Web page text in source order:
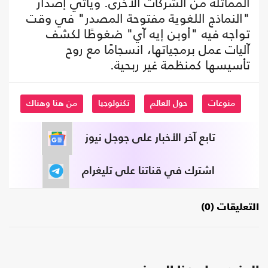
"النماذج اللغوية مفتوحة المصدر" في وقت
تواجه فيه "أوبن إيه آي" ضغوطًا لكشف
آليات عمل برمجياتها، انسجامًا مع روح
تأسيسها كمنظمة غير ربحية.
منوعات حول العالم تكنولوجيا من هنا وهناك
تابع آخر الأخبار على جوجل نيوز
اشترك في قناتنا على تليغرام
التعليقات (0)